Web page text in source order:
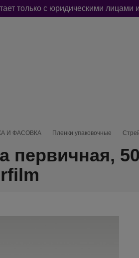
только с юридическими
И ФАСОВКА Пленки упаковочные
первичная,